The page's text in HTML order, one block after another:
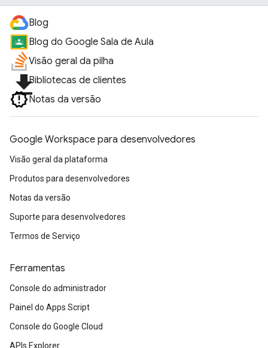
Blog
Blog do Google Sala de Aula
Visão geral da pilha
file_downloadBibliotecas de clientes
Notas da versão
Google Workspace para desenvolvedores
Visão geral da plataforma
Produtos para desenvolvedores
Notas da versão
Suporte para desenvolvedores
Termos de Serviço
Ferramentas
Console do administrador
Painel do Apps Script
Console do Google Cloud
APIs Explorer